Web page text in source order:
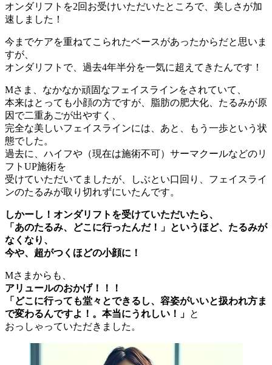
オンダリフトを2回お受けいただいたところで、美しさが加
速しました！
今までケアを重ねてこられたベースがあったからだと思いま
すが、
オンダリフトで、過去4年半分を一気に超えてきたんです！
Mさま、なかなか頑固なフェイスラインをされていて、
本来はとっても小顔の方ですが、脂肪の肥大化、たるみが原
因で二重あごが出やすく、
完全な美しいフェイスラインには、あと、もう一歩という状
態でした。
過去に、ハイフや（現在は施術不可）サーマクールなどのリ
フトUP施術を
受けていただいてましたが、しぶとい口回り、フェイスライ
ンのたるみが取り切れずにいたんです。
しかーし！オンダリフトを受けていただいたら、
「あのたるみ、どこに行ったんだ！」というほど、たるみが
なくなり、
今や、超がつくほどの小顔に！
Mさまからも、
アリュールのおかげ！！！
「どこに行っても堂々とできるし、容姿がいいと扱われ方ま
で変わるんですよ！。本当にうれしい！」 と
おっしゃっていただきました。